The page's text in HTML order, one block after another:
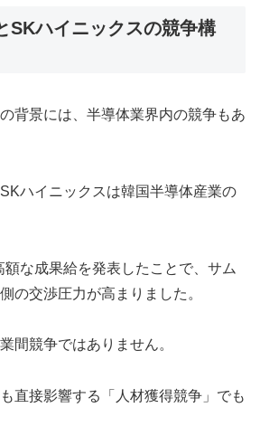
SKハイニックスの競争構
背景には、半導体業界内の競争もあ
ハイニックスは韓国半導体産業の
な成果給を発表したことで、サム
の交渉圧力が高まりました。
間競争ではありません。
直接影響する「人材獲得競争」でも